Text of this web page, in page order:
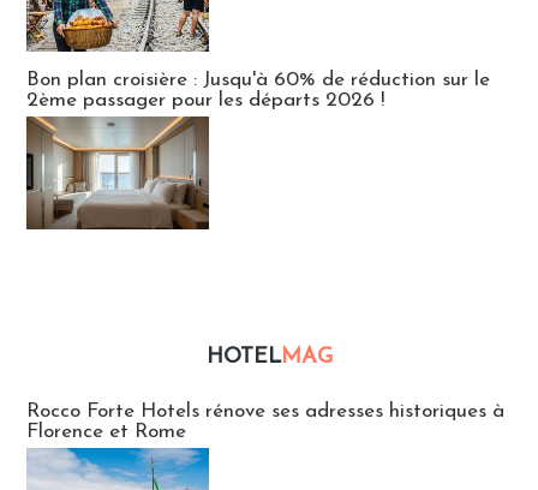
Bon plan croisière : Jusqu'à 60% de réduction sur le
2ème passager pour les départs 2026 !
HOTELMAG
Rocco Forte Hotels rénove ses adresses historiques à
Florence et Rome